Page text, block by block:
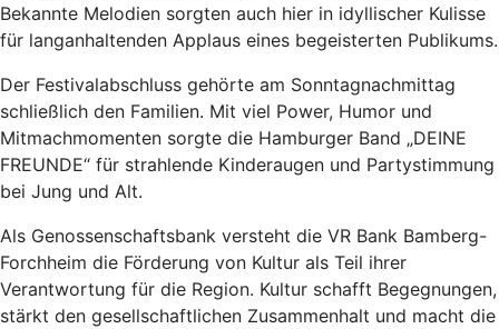
Bekannte Melodien sorgten auch hier in idyllischer Kulisse
für langanhaltenden Applaus eines begeisterten Publikums.
Der Festivalabschluss gehörte am Sonntagnachmittag
schließlich den Familien. Mit viel Power, Humor und
Mitmachmomenten sorgte die Hamburger Band „DEINE
FREUNDE“ für strahlende Kinderaugen und Partystimmung
bei Jung und Alt.
Als Genossenschaftsbank versteht die VR Bank Bamberg-
Forchheim die Förderung von Kultur als Teil ihrer
Verantwortung für die Region. Kultur schafft Begegnungen,
stärkt den gesellschaftlichen Zusammenhalt und macht die